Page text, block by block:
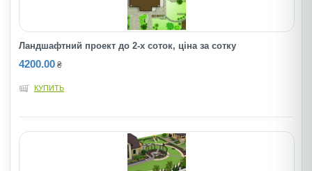
Ландшафтний проект до 2-х соток, ціна за сотку
4200.00 ₴
КУПИТЬ